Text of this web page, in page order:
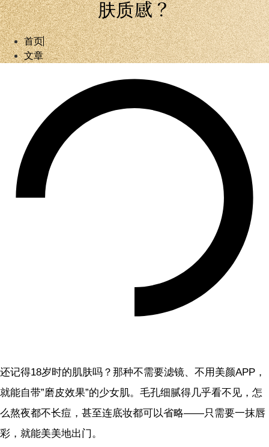
肤质感？
首页
文章
还记得18岁时的肌肤吗？那种不需要滤镜、不用美颜APP，
就能自带”磨皮效果”的少女肌。毛孔细腻得几乎看不见，怎
么熬夜都不长痘，甚至连底妆都可以省略——只需要一抹唇
彩，就能美美地出门。